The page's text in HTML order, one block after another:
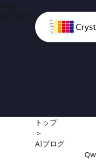
blog
AIブログ
トップ
＞
AIブログ